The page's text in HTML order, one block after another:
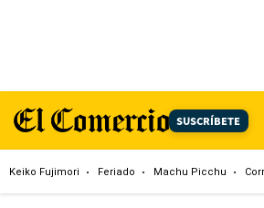
SUSCRÍBETE
Keiko Fujimori Feriado Machu Picchu